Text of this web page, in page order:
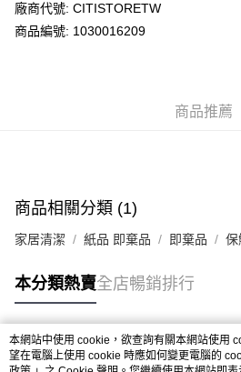
送貨方式
每筆HK$50.00，滿HK$200.00或以上免
UNY 門市自取
廠商代號: CITISTORETW
商品編號: 1030016209
商品推薦
商品相關分類 (1)
家居清潔 紙品 即棄品 即棄品 保
本分類熱賣全店暢銷排行
熱門標籤
本網站中使用 cookie，欲查詢有關本網站使用
望在電腦上使用 cookie 時應如何變更電腦的